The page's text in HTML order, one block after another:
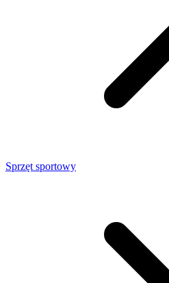
Sprzęt sportowy